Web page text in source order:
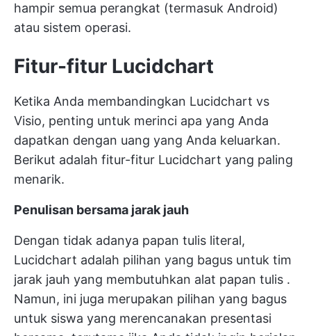
hampir semua perangkat (termasuk Android)
atau sistem operasi.
Fitur-fitur Lucidchart
Ketika Anda membandingkan Lucidchart vs
Visio, penting untuk merinci apa yang Anda
dapatkan dengan uang yang Anda keluarkan.
Berikut adalah fitur-fitur Lucidchart yang paling
menarik.
Penulisan bersama jarak jauh
Dengan tidak adanya papan tulis literal,
Lucidchart adalah pilihan yang bagus untuk tim
jarak jauh yang membutuhkan alat papan tulis .
Namun, ini juga merupakan pilihan yang bagus
untuk siswa yang merencanakan presentasi